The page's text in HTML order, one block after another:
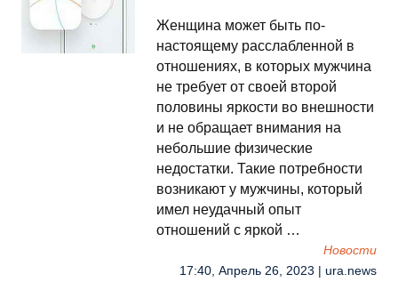
Женщина может быть по-
настоящему расслабленной в
отношениях, в которых мужчина
не требует от своей второй
половины яркости во внешности
и не обращает внимания на
небольшие физические
недостатки. Такие потребности
возникают у мужчины, который
имел неудачный опыт
отношений с яркой …
Новости
17:40, Апрель 26, 2023 | ura.news